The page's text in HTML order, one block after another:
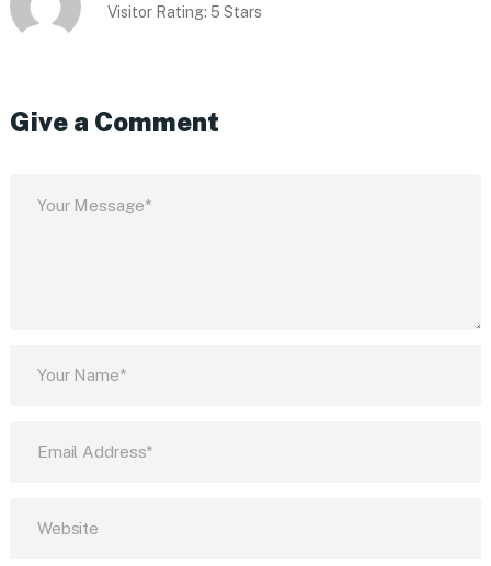
Visitor Rating: 5 Stars
Give a Comment